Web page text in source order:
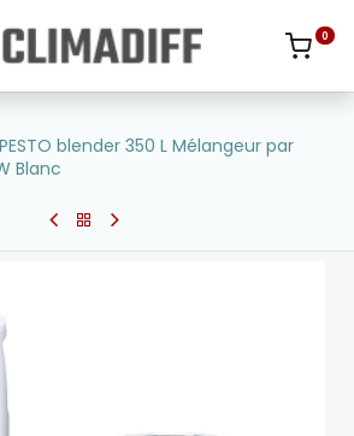
0
blender 350 L Mélangeur par
Blanc